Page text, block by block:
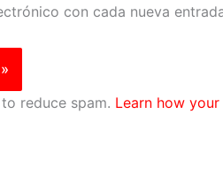
con cada nueva
reduce spam. Learn how